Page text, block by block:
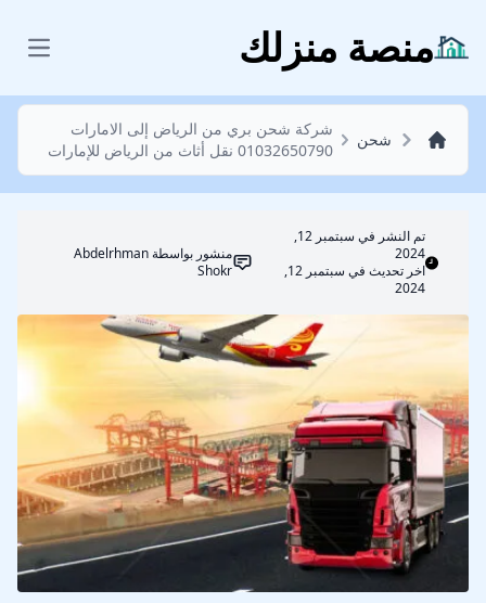
منصة منزلك
شحن
شركة شحن بري من الرياض إلى الامارات
01032650790 نقل أثاث من الرياض للإمارات
تم النشر في
سبتمبر 12,
2024
اخر تحديث في سبتمبر 12,
2024
منشور بواسطةAbdelrhman
Shokr